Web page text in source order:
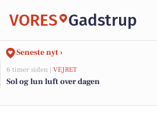
VORES Gadstrup
Seneste nyt ›
6 timer siden | VEJRET
Sol og lun luft over dagen